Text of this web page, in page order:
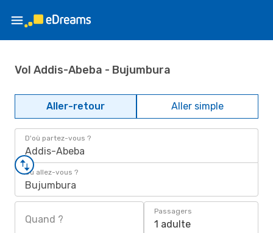
Vol Addis-Abeba - Bujumbura
Aller-retour Aller simple
D'où partez-vous ?
Addis-Abeba
Où allez-vous ?
Bujumbura
Quand ?
Passagers
1 adulte